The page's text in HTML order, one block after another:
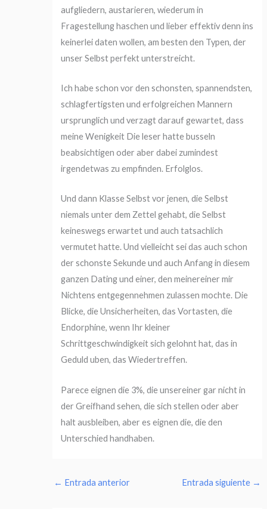
aufgliedern, austarieren, wiederum in
Fragestellung haschen und lieber effektiv denn ins
keinerlei daten wollen, am besten den Typen, der
unser Selbst perfekt unterstreicht.
Ich habe schon vor den schonsten, spannendsten,
schlagfertigsten und erfolgreichen Mannern
ursprunglich und verzagt darauf gewartet, dass
meine Wenigkeit Die leser hatte busseln
beabsichtigen oder aber dabei zumindest
irgendetwas zu empfinden. Erfolglos.
Und dann Klasse Selbst vor jenen, die Selbst
niemals unter dem Zettel gehabt, die Selbst
keineswegs erwartet und auch tatsachlich
vermutet hatte. Und vielleicht sei das auch schon
der schonste Sekunde und auch Anfang in diesem
ganzen Dating und einer, den meinereiner mir
Nichtens entgegennehmen zulassen mochte. Die
Blicke, die Unsicherheiten, das Vortasten, die
Endorphine, wenn Ihr kleiner
Schrittgeschwindigkeit sich gelohnt hat, das in
Geduld uben, das Wiedertreffen.
Parece eignen die 3%, die unsereiner gar nicht in
der Greifhand sehen, die sich stellen oder aber
halt ausbleiben, aber es eignen die, die den
Unterschied handhaben.
← Entrada anterior Entrada siguiente →